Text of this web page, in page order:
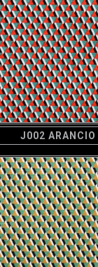
J002 ARANCIO